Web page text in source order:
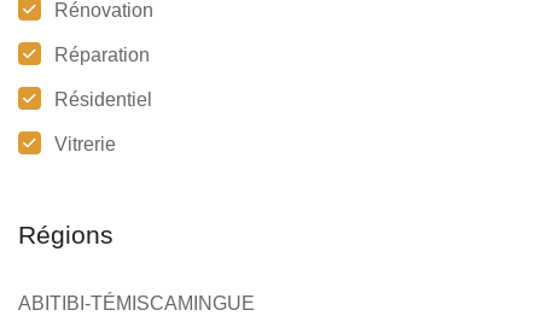
Rénovation
Réparation
Résidentiel
Vitrerie
Régions
ABITIBI-TÉMISCAMINGUE